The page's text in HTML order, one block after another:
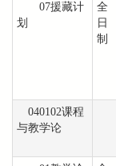
07援藏计
划
全
日
制
040102课程
与教学论